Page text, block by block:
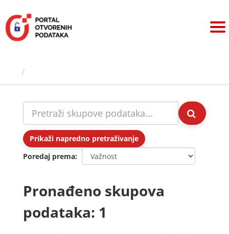
sadržaj
Prikaži napredno pretraživanje
Poredaj prema
Pronađeno skupova
podataka: 1